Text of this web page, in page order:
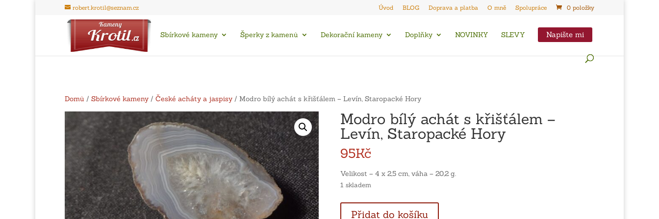
robert.krotil@seznam.cz Úvod BLOG Doprava a platba O mně Spolupráce 0 položky
Sbírkové kameny Šperky z kamenů Dekorační kameny Doplňky NOVINKY SLEVY Napište mi
Domů / Sbírkové kameny / České acháty a jaspisy / Modro bílý achát s křišťálem – Levín, Staropacké Hory
Modro bílý achát s křišťálem –
Levín, Staropacké Hory
95Kč
Velikost – 4 x 2,5 cm, váha – 20,2 g.
1 skladem
Přidat do košíku